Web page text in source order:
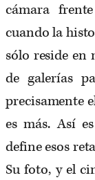
cámara
cuando la
sólo reside en
de galerías
precisamente
es más. Así
define esos
Su foto, y el